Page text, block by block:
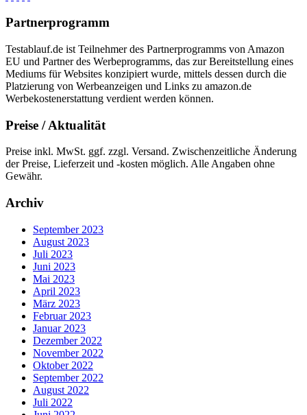
Partnerprogramm
Testablauf.de ist Teilnehmer des Partnerprogramms von Amazon
EU und Partner des Werbeprogramms, das zur Bereitstellung eines
Mediums für Websites konzipiert wurde, mittels dessen durch die
Platzierung von Werbeanzeigen und Links zu amazon.de
Werbekostenerstattung verdient werden können.
Preise / Aktualität
Preise inkl. MwSt. ggf. zzgl. Versand. Zwischenzeitliche Änderung
der Preise, Lieferzeit und -kosten möglich. Alle Angaben ohne
Gewähr.
Archiv
September 2023
August 2023
Juli 2023
Juni 2023
Mai 2023
April 2023
März 2023
Februar 2023
Januar 2023
Dezember 2022
November 2022
Oktober 2022
September 2022
August 2022
Juli 2022